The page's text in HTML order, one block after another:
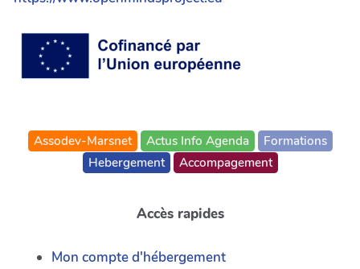
Assodev-Marsnet Actus Info Agenda
Formations
Hebergement
Accompagement
Accès rapides
Mon compte d'hébergement